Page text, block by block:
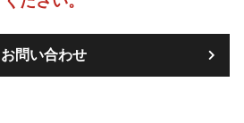
お問い合わせ